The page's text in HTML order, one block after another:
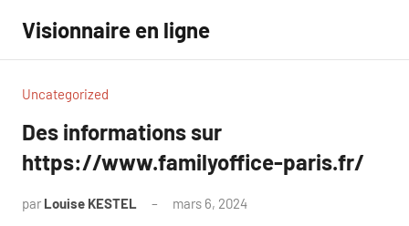
contenu
Visionnaire en ligne
Uncategorized
Des informations sur
https://www.familyoffice-paris.fr/
par Louise KESTEL mars 6, 2024